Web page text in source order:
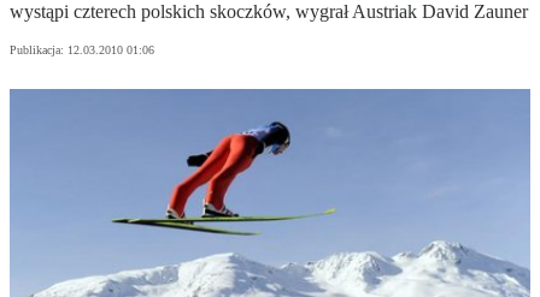
wystąpi czterech polskich skoczków, wygrał Austriak David Zauner
Publikacja: 12.03.2010 01:06